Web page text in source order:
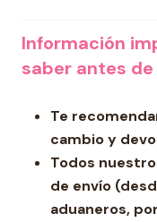
Información
saber antes
Te
cambio y
Todos
de envío
aduaneros,